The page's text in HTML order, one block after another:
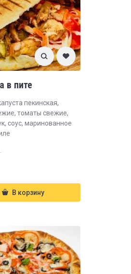
в пите
пекинская,
томаты свежие,
соус, маринованное
В корзину